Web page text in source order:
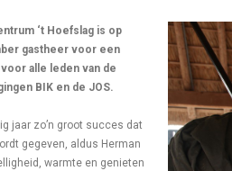
‘t Hoefslag is op
gastheer voor een
alle leden van de
BIK en de JOS.
jaar zo’n groot succes dat
gegeven, aldus Herman
warmte en genieten